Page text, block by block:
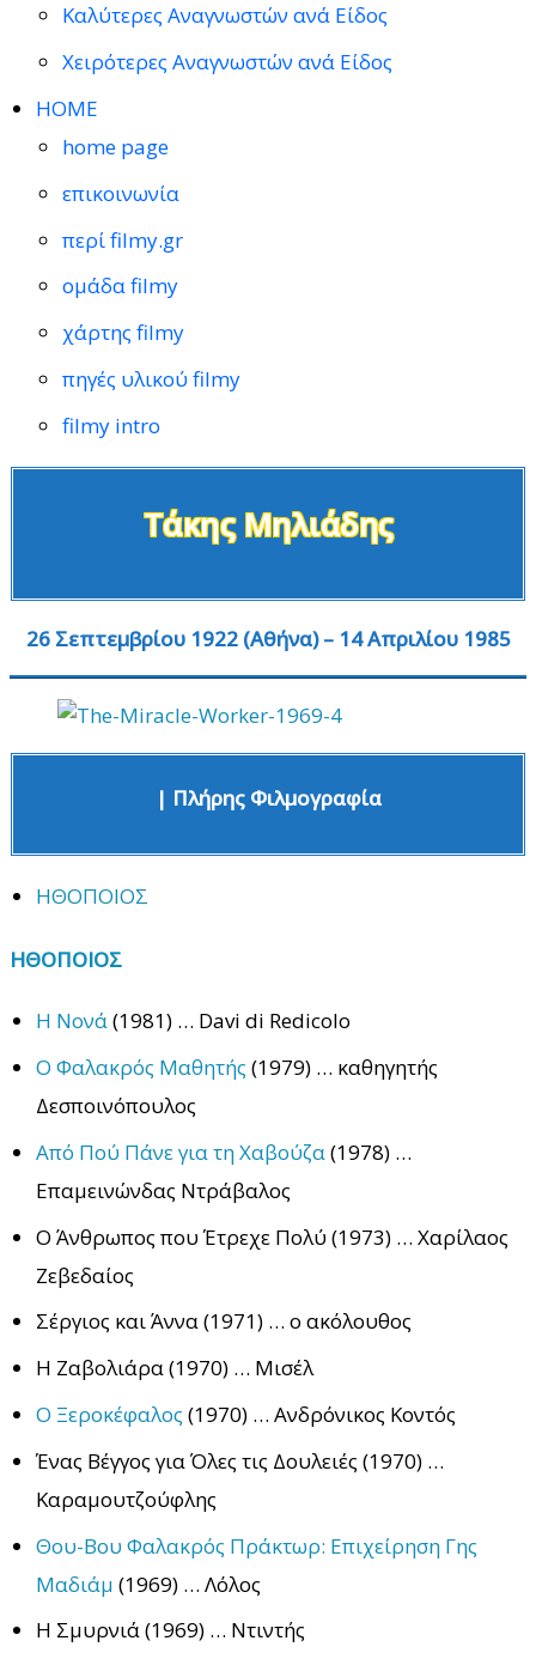
Καλύτερες Αναγνωστών ανά Είδος
Χειρότερες Αναγνωστών ανά Είδος
HOME
home page
επικοινωνία
περί filmy.gr
ομάδα filmy
χάρτης filmy
πηγές υλικού filmy
filmy intro
Τάκης Μηλιάδης
26 Σεπτεμβρίου 1922 (Αθήνα) – 14 Απριλίου 1985
| Πλήρης Φιλμογραφία
ΗΘΟΠΟΙΟΣ
ΗΘΟΠΟΙΟΣ
Η Νονά(1981) … Davi di Redicolo
Ο Φαλακρός Μαθητής (1979) … καθηγητής
Δεσποινόπουλος
Από Πού Πάνε για τη Χαβούζα(1978) …
Επαμεινώνδας Ντράβαλος
Ο Άνθρωπος που Έτρεχε Πολύ (1973) … Χαρίλαος
Ζεβεδαίος
Σέργιος και Άννα (1971) … ο ακόλουθος
Η Ζαβολιάρα (1970) … Μισέλ
Ο Ξεροκέφαλος (1970) … Ανδρόνικος Κοντός
Ένας Βέγγος για Όλες τις Δουλειές (1970) …
Καραμουτζούφλης
Θου-Βου Φαλακρός Πράκτωρ: Επιχείρηση Γης
Μαδιάμ (1969) … Λόλος
Η Σμυρνιά (1969) … Ντιντής